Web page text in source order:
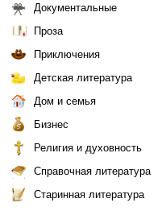
Документальные
Проза
Приключения
Детская литература
Дом и семья
Бизнес
Религия и духовность
Справочная литература
Старинная литература